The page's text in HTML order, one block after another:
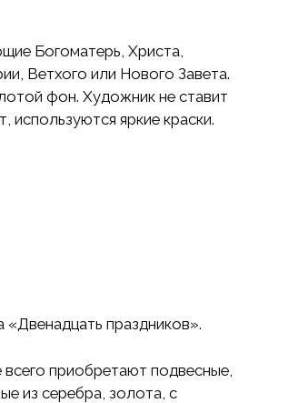
Богоматерь, Христа,
Ветхого или Нового Завета.
фон. Художник не ставит
используются яркие краски.
«Двенадцать праздников».
приобретают подвесные,
из серебра, золота, с